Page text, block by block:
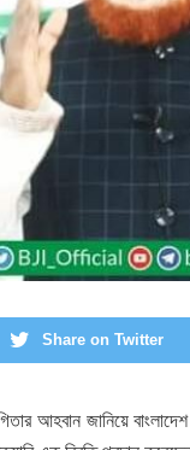
Share on Twitter
জানিয়ে বাংলাদেশ